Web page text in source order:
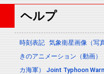
ヘルプ
時刻表記 気象衛星画像（写真
きのアニメーション（動画）
カ海軍） Joint Typhoon